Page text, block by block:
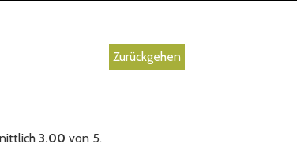
Zurückgehen
3.00 von 5.